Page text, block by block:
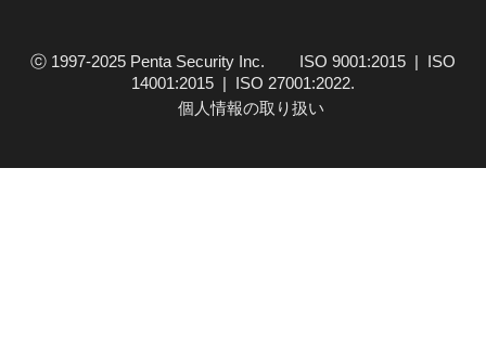
ⓒ 1997-2025 Penta Security Inc. ISO 9001:2015 | ISO
14001:2015 | ISO 27001:2022.
個人情報の取り扱い